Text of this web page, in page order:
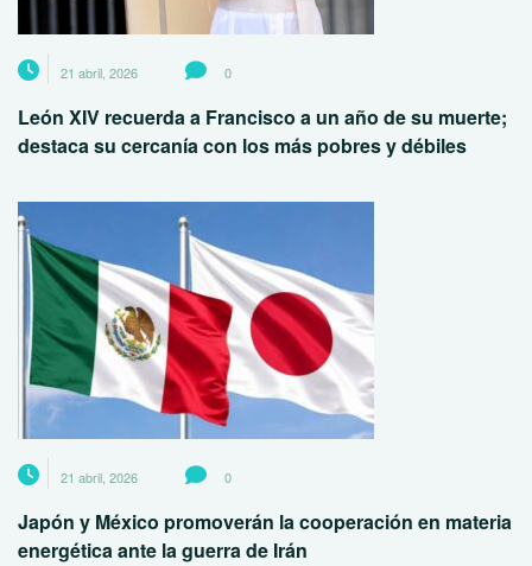
21 abril, 2026 0
León XIV recuerda a Francisco a un año de su muerte;
destaca su cercanía con los más pobres y débiles
21 abril, 2026 0
Japón y México promoverán la cooperación en materia
energética ante la guerra de Irán